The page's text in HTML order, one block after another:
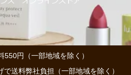
550円（一部地域を除く）
送料弊社負担（一部地域を除く）